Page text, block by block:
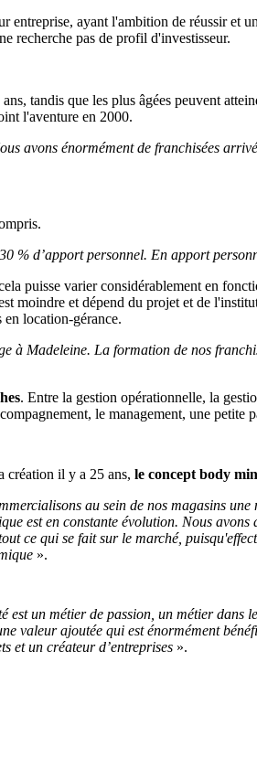
entreprise, ayant l'ambition de réussir et
recherche pas de profil d'investisseur.
tandis que les plus âgées peuvent
l'aventure en 2000.
avons énormément de franchisées
% d’apport personnel. En apport
puisse varier considérablement en
moindre et dépend du projet et de
location-gérance.
à Madeleine. La formation de nos
. Entre la gestion opérationnelle, la
le management, une petite
création il y a 25 ans, le concept body
au sein de nos magasins
est en constante évolution. Nous
ce qui se fait sur le marché,
».
est un métier de passion, un métier dans
valeur ajoutée qui est énormément
et un créateur d’entreprises ».